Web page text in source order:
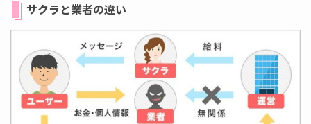
サクラと業者の違い